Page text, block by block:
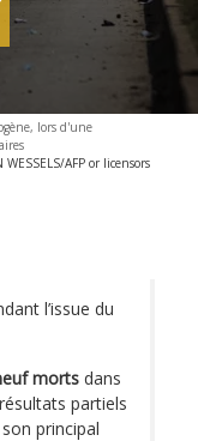
lors d'une
WESSELS/AFP or licensors
l’issue du
morts dans
partiels
principal